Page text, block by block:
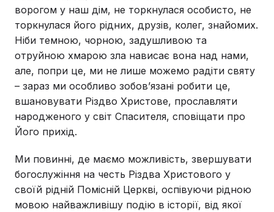
ворогом у наш дім, не торкнулася особисто, не
торкнулася його рідних, друзів, колег, знайомих.
Ніби темною, чорною, задушливою та
отруйною хмарою зла нависає вона над нами,
але, попри це, ми не лише можемо радіти святу
– зараз ми особливо зобов’язані робити це,
вшановувати Різдво Христове, прославляти
народженого у світ Спасителя, сповіщати про
Його прихід.
Ми повинні, де маємо можливість, звершувати
богослужіння на честь Різдва Христового у
своїй рідній Помісній Церкві, оспівуючи рідною
мовою найважливішу подію в історії, від якої